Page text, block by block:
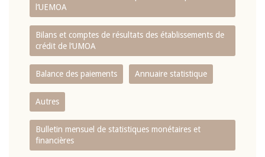
l‘UEMOA
Bilans et comptes de résultats des établissements de
crédit de l‘UMOA
Balance des paiements Annuaire statistique
Autres
Bulletin mensuel de statistiques monétaires et
financières